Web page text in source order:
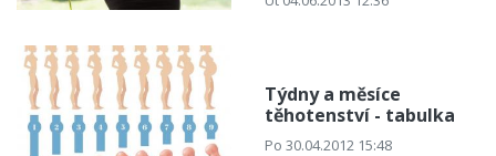
Týdny a měsíce
těhotenství - tabulka
Po 30.04.2012 15:48